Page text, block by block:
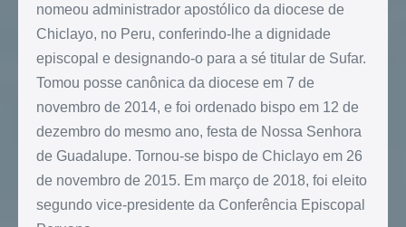
nomeou administrador apostólico da diocese de
Chiclayo, no Peru, conferindo-lhe a dignidade
episcopal e designando-o para a sé titular de Sufar.
Tomou posse canônica da diocese em 7 de
novembro de 2014, e foi ordenado bispo em 12 de
dezembro do mesmo ano, festa de Nossa Senhora
de Guadalupe. Tornou-se bispo de Chiclayo em 26
de novembro de 2015. Em março de 2018, foi eleito
segundo vice-presidente da Conferência Episcopal